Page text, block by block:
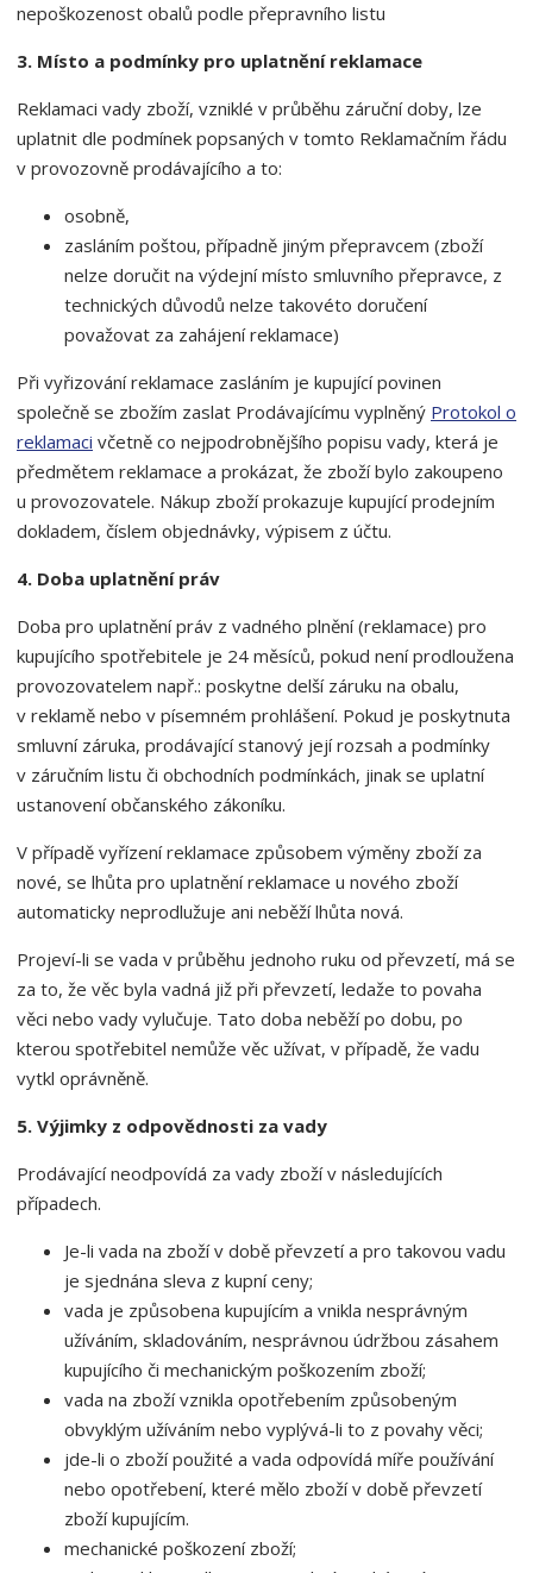
nepoškozenost obalů podle přepravního listu
3. Místo a podmínky pro uplatnění reklamace
Reklamaci vady zboží, vzniklé v průběhu záruční doby, lze
uplatnit dle podmínek popsaných v tomto Reklamačním řádu
v provozovně prodávajícího a to:
osobně,
zasláním poštou, případně jiným přepravcem (zboží
nelze doručit na výdejní místo smluvního přepravce, z
technických důvodů nelze takovéto doručení
považovat za zahájení reklamace)
Při vyřizování reklamace zasláním je kupující povinen
společně se zbožím zaslat Prodávajícímu vyplněný Protokol o
reklamaci včetně co nejpodrobnějšího popisu vady, která je
předmětem reklamace a prokázat, že zboží bylo zakoupeno
u provozovatele. Nákup zboží prokazuje kupující prodejním
dokladem, číslem objednávky, výpisem z účtu.
4. Doba uplatnění práv
Doba pro uplatnění práv z vadného plnění (reklamace) pro
kupujícího spotřebitele je 24 měsíců, pokud není prodloužena
provozovatelem např.: poskytne delší záruku na obalu,
v reklamě nebo v písemném prohlášení. Pokud je poskytnuta
smluvní záruka, prodávající stanový její rozsah a podmínky
v záručním listu či obchodních podmínkách, jinak se uplatní
ustanovení občanského zákoníku.
V případě vyřízení reklamace způsobem výměny zboží za
nové, se lhůta pro uplatnění reklamace u nového zboží
automaticky neprodlužuje ani neběží lhůta nová.
Projeví-li se vada v průběhu jednoho ruku od převzetí, má se
za to, že věc byla vadná již při převzetí, ledaže to povaha
věci nebo vady vylučuje. Tato doba neběží po dobu, po
kterou spotřebitel nemůže věc užívat, v případě, že vadu
vytkl oprávněně.
5. Výjimky z odpovědnosti za vady
Prodávající neodpovídá za vady zboží v následujících
případech.
Je-li vada na zboží v době převzetí a pro takovou vadu
je sjednána sleva z kupní ceny;
vada je způsobena kupujícím a vnikla nesprávným
užíváním, skladováním, nesprávnou údržbou zásahem
kupujícího či mechanickým poškozením zboží;
vada na zboží vznikla opotřebením způsobeným
obvyklým užíváním nebo vyplývá-li to z povahy věci;
jde-li o zboží použité a vada odpovídá míře používání
nebo opotřebení, které mělo zboží v době převzetí
zboží kupujícím.
mechanické poškození zboží;